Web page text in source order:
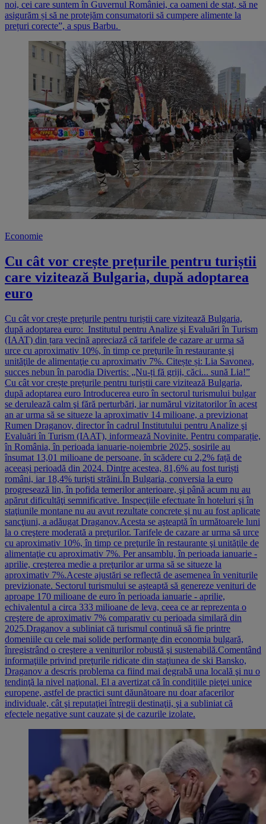
noi, cei care suntem în Guvernul României, ca oameni de stat, să ne
asigurăm și să ne protejăm consumatorii să cumpere alimente la
prețuri corecte”, a spus Barbu.
Economie
Cu cât vor crește prețurile pentru turiștii
care vizitează Bulgaria, după adoptarea
euro
Cu cât vor crește prețurile pentru turiștii care vizitează Bulgaria,
după adoptarea euro: Institutul pentru Analize şi Evaluări în Turism
(IAAT) din țara vecină apreciază că tarifele de cazare ar urma să
urce cu aproximativ 10%, în timp ce preţurile în restaurante şi
unităţile de alimentaţie cu aproximativ 7%. Citește și: Lia Savonea,
succes nebun în parodia Divertis: „Nu-ți fă griji, căci... sună Lia!”
Cu cât vor crește prețurile pentru turiștii care vizitează Bulgaria,
după adoptarea euro Introducerea euro în sectorul turismului bulgar
se derulează calm şi fără perturbări, iar numărul vizitatorilor în acest
an ar urma să se situeze la aproximativ 14 milioane, a previzionat
Rumen Draganov, director în cadrul Institutului pentru Analize şi
Evaluări în Turism (IAAT), informează Novinite. Pentru comparație,
în România, în perioada ianuarie-noiembrie 2025, sosirile au
însumat 13,01 milioane de persoane, în scădere cu 2,2% față de
aceeași perioadă din 2024. Dintre acestea, 81,6% au fost turiști
români, iar 18,4% turiști străini.În Bulgaria, conversia la euro
progresează lin, în pofida temerilor anterioare, şi până acum nu au
apărut dificultăţi semnificative. Inspecţiile efectuate în hoteluri şi în
staţiunile montane nu au avut rezultate concrete şi nu au fost aplicate
sancţiuni, a adăugat Draganov.Acesta se aşteaptă în următoarele luni
la o creştere moderată a preţurilor. Tarifele de cazare ar urma să urce
cu aproximativ 10%, în timp ce preţurile în restaurante şi unităţile de
alimentaţie cu aproximativ 7%. Per ansamblu, în perioada ianuarie -
aprilie, creşterea medie a preţurilor ar urma să se situeze la
aproximativ 7%.Aceste ajustări se reflectă de asemenea în veniturile
previzionate. Sectorul turismului se aşteaptă să genereze venituri de
aproape 170 milioane de euro în perioada ianuarie - aprilie,
echivalentul a circa 333 milioane de leva, ceea ce ar reprezenta o
creştere de aproximativ 7% comparativ cu perioada similară din
2025.Draganov a subliniat că turismul continuă să fie printre
domeniile cu cele mai solide performanţe din economia bulgară,
înregistrând o creştere a veniturilor robustă şi sustenabilă.Comentând
informaţiile privind preţurile ridicate din staţiunea de ski Bansko,
Draganov a descris problema ca fiind mai degrabă una locală şi nu o
tendinţă la nivel naţional. El a avertizat că în condiţiile pieţei unice
europene, astfel de practici sunt dăunătoare nu doar afacerilor
individuale, cât şi reputaţiei întregii destinaţii, şi a subliniat că
efectele negative sunt cauzate şi de cazurile izolate.